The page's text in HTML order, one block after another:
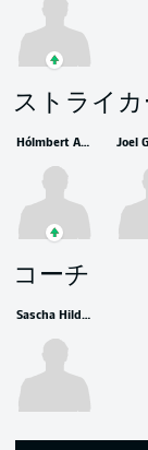
ストライカ
Hólmbert Aron Friðjónsson
コーチ
Sascha Hildmann